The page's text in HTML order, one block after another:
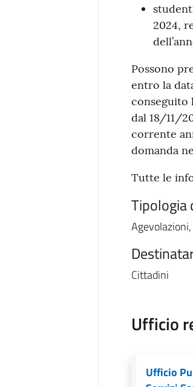
2024,
Possono
entro la
conseguito
dal 18/11/
corrente
domanda
Tutte le
Tipologia
Cittadini
Ufficio
Ufficio